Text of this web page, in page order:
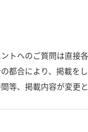
トへのご質問は直接
都合により、掲載を
等、掲載内容が変更